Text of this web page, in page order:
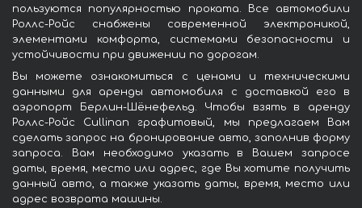
пользуются популярностью проката. Все автомобили
Роллс-Ройс снабжены современной электроникой,
элементами комфорта, системами безопасности и
устойчивости при движении по дорогам.
Вы можете ознакомиться с ценами и техническими
данными для аренды автомобиля с доставкой его в
аэропорт Берлин-Шёнефельд. Чтобы взять в аренду
Роллс-Ройс Cullinan графитовый, мы предлагаем Вам
сделать запрос на бронирование авто, заполнив форму
запроса. Вам необходимо указать в Вашем запросе
даты, время, место или адрес, где Вы хотите получить
данный авто, а также указать даты, время, место или
адрес возврата машины.